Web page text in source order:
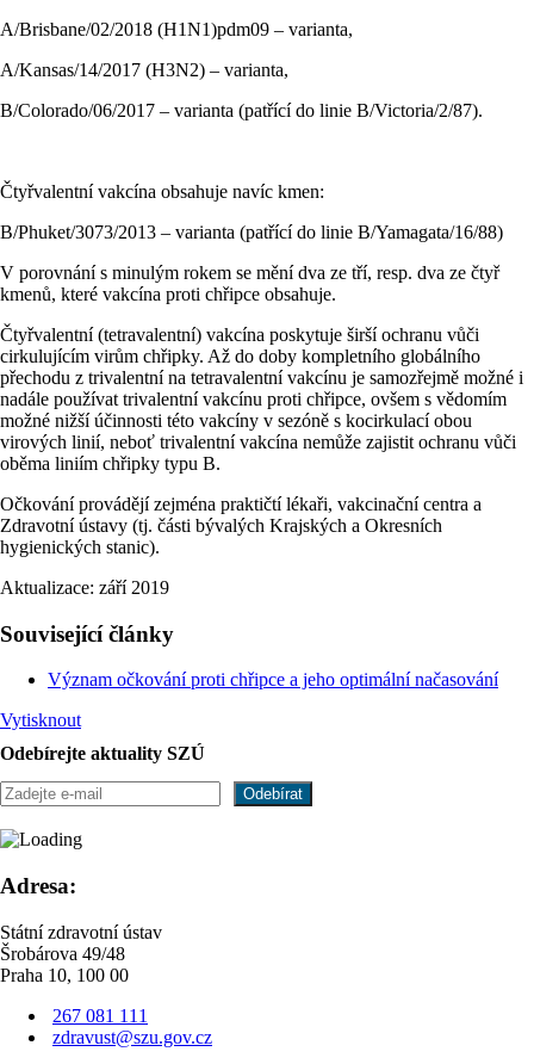
A/Brisbane/02/2018 (H1N1)pdm09 – varianta,
A/Kansas/14/2017 (H3N2) – varianta,
B/Colorado/06/2017 – varianta (patřící do linie B/Victoria/2/87).
Čtyřvalentní vakcína obsahuje navíc kmen:
B/Phuket/3073/2013 – varianta (patřící do linie B/Yamagata/16/88)
V porovnání s minulým rokem se mění dva ze tří, resp. dva ze čtyř
kmenů, které vakcína proti chřipce obsahuje.
Čtyřvalentní (tetravalentní) vakcína poskytuje širší ochranu vůči
cirkulujícím virům chřipky. Až do doby kompletního globálního
přechodu z trivalentní na tetravalentní vakcínu je samozřejmě možné i
nadále používat trivalentní vakcínu proti chřipce, ovšem s vědomím
možné nižší účinnosti této vakcíny v sezóně s kocirkulací obou
virových linií, neboť trivalentní vakcína nemůže zajistit ochranu vůči
oběma liniím chřipky typu B.
Očkování provádějí zejména praktičtí lékaři, vakcinační centra a
Zdravotní ústavy (tj. části bývalých Krajských a Okresních
hygienických stanic).
Aktualizace: září 2019
Související články
Význam očkování proti chřipce a jeho optimální načasování
Vytisknout
Odebírejte aktuality SZÚ
Adresa:
Státní zdravotní ústav
Šrobárova 49/48
Praha 10, 100 00
267 081 111
zdravust@szu.gov.cz